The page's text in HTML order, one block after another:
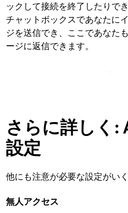
ックして接続を終了したりで
チャットボックスであなたに
ジを送信でき、ここであなた
ージに返信できます。
さらに詳しく:
設定
他にも注意が必要な設定がい
無人アクセス